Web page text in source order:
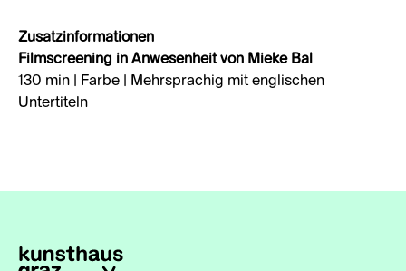
Zusatzinformationen
Filmscreening in Anwesenheit von Mieke Bal
130 min | Farbe | Mehrsprachig mit englischen
Untertiteln